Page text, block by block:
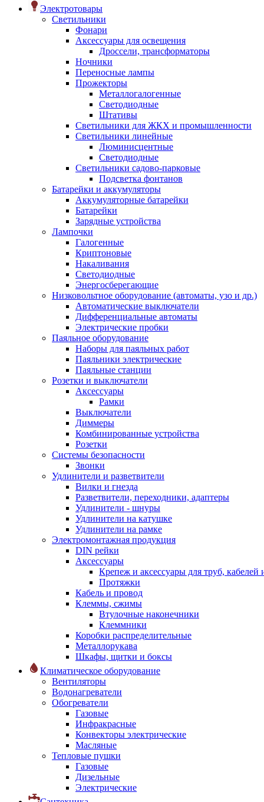
Электротовары
Светильники
Фонари
Аксессуары для освещения
Дроссели, трансформаторы
Ночники
Переносные лампы
Прожекторы
Металлогалогенные
Светодиодные
Штативы
Светильники для ЖКХ и промышленности
Светильники линейные
Люминисцентные
Светодиодные
Светильники садово-парковые
Подсветка фонтанов
Батарейки и аккумуляторы
Аккумуляторные батарейки
Батарейки
Зарядные устройства
Лампочки
Галогенные
Криптоновые
Накаливания
Светодиодные
Энергосберегающие
Низковольтное оборудование (автоматы, узо и др.)
Автоматические выключатели
Дифференциальные автоматы
Электрические пробки
Паяльное оборудование
Наборы для паяльных работ
Паяльники электрические
Паяльные станции
Розетки и выключатели
Аксессуары
Рамки
Выключатели
Диммеры
Комбинированные устройства
Розетки
Системы безопасности
Звонки
Удлинители и разветвители
Вилки и гнезда
Разветвители, переходники, адаптеры
Удлинители - шнуры
Удлинители на катушке
Удлинители на рамке
Электромонтажная продукция
DIN рейки
Аксессуары
Крепеж и аксессуары для труб, кабелей
Протяжки
Кабель и провод
Клеммы, сжимы
Втулочные наконечники
Клеммники
Коробки распределительные
Металлорукава
Шкафы, щитки и боксы
Климатическое оборудование
Вентиляторы
Водонагреватели
Обогреватели
Газовые
Инфракрасные
Конвекторы электрические
Масляные
Тепловые пушки
Газовые
Дизельные
Электрические